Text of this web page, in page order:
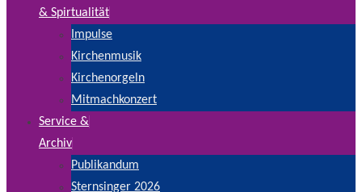
& Spirtualität
Impulse
Kirchenmusik
Kirchenorgeln
Mitmachkonzert
Service &
Archiv
Publikandum
Sternsinger 2026